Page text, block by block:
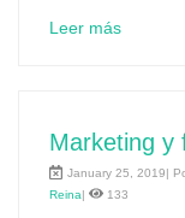
Leer más
Marketing y
January 25, 2019|
Reina| 133